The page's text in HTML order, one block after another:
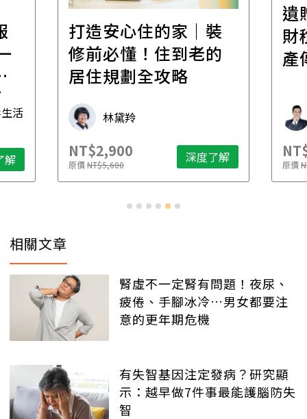
活
解
打造安心住的家｜裝
修前必懂！住到老的
居住規劃全攻略
林黛羚
NT$2,900
原價NT$5,600 深度了解
遺
財
產
原價
相關文章
腎虛不一定腎有問題！夜尿、
疲倦、手腳冰冷…男女都要注
意的更年期危機
有失智基因注定發病？研究顯
示：越早做7件事最能護腦防失
智